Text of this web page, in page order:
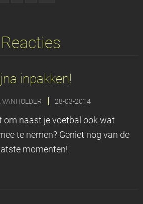
Reacties
inpakken!
28-03-2014
om naast je voetbal ook wat
te nemen? Geniet nog van de
momenten!